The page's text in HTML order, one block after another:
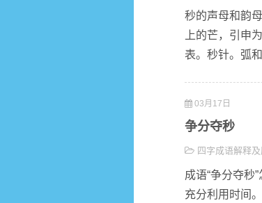
秒的声母和韵
上的芒，引申
表。秒针。弧
03月17日
争分夺秒
四字成语解释
成语“争分夺秒
充分利用时间